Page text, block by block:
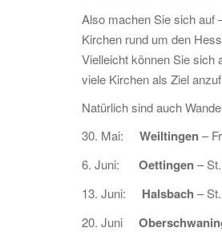
Also machen Sie sich auf
Kirchen rund um den
Vielleicht können Sie sich
viele Kirchen als Ziel
Natürlich sind auch
30. Mai: Weiltingen–
6. Juni: Oettingen–
13. Juni: Halsbach –
20. Juni